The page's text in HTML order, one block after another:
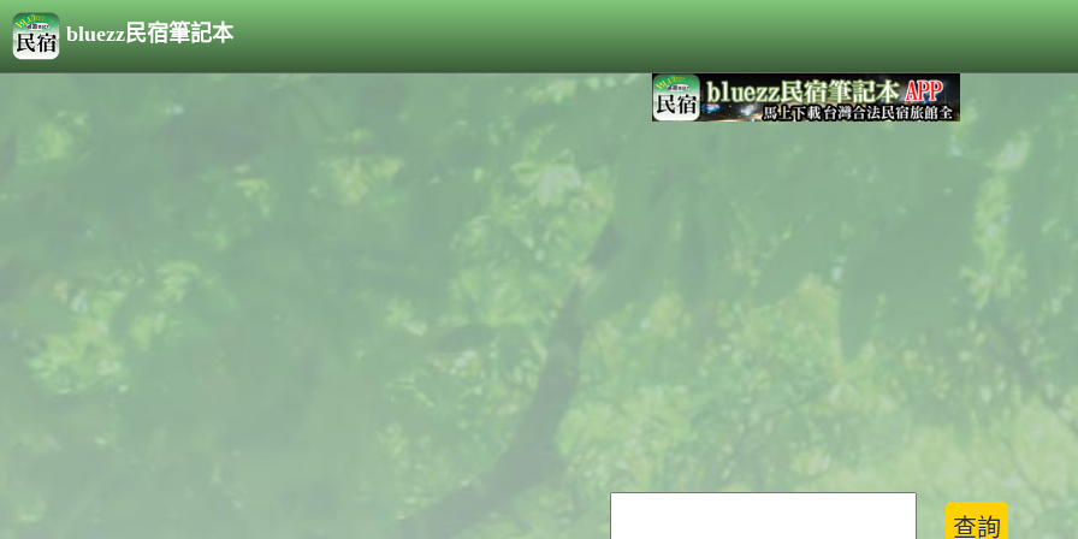
bluezz民宿筆記本